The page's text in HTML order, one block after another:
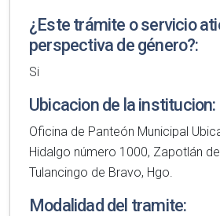
¿Este trámite o servicio
perspectiva de género?:
Si
Ubicacion de la institucion:
Oficina de Panteón Municipal
Hidalgo número 1000, Zapotlán
Tulancingo de Bravo, Hgo.
Modalidad del tramite: